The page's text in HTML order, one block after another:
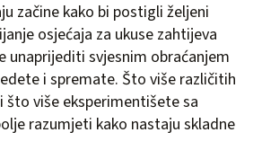
začine kako bi postigli željeni
osjećaja za ukuse zahtijeva
unaprijediti svjesnim obraćanjem
i spremate. Što više različitih
što više eksperimentišete sa
razumjeti kako nastaju skladne